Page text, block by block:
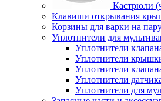
Кастрюли
Клавиши открывания
Корзины для варки на
Уплотнители для
Уплотнители
Уплотнители
Уплотнители
Уплотнители
Уплотнители для